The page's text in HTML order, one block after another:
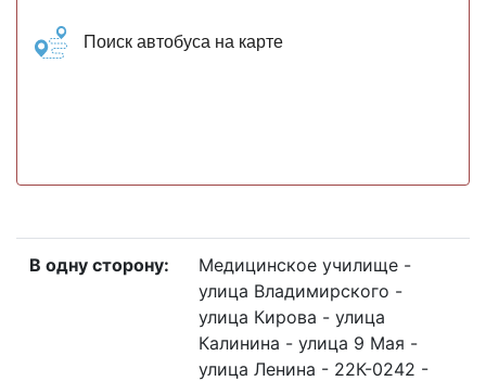
Поиск автобуса на карте
В одну сторону:
Медицинское училище -
улица Владимирского -
улица Кирова - улица
Калинина - улица 9 Мая -
улица Ленина - 22К-0242 -